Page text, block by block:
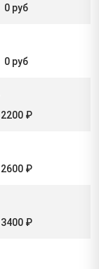
0 руб
0 руб
2200 ₽
2600 ₽
3400 ₽